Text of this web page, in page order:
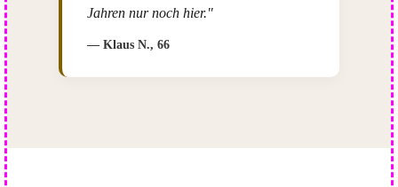
Jahren nur noch hier."
— Klaus N., 66